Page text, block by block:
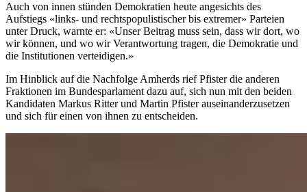
Auch von innen stünden Demokratien heute angesichts des
Aufstiegs «links- und rechtspopulistischer bis extremer» Parteien
unter Druck, warnte er: «Unser Beitrag muss sein, dass wir dort, wo
wir können, und wo wir Verantwortung tragen, die Demokratie und
die Institutionen verteidigen.»
Im Hinblick auf die Nachfolge Amherds rief Pfister die anderen
Fraktionen im Bundesparlament dazu auf, sich nun mit den beiden
Kandidaten Markus Ritter und Martin Pfister auseinanderzusetzen
und sich für einen von ihnen zu entscheiden.